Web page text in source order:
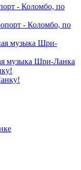
- Коломбо, по
- Коломбо, по
музыка Шри-
музыка Шри-Ланка